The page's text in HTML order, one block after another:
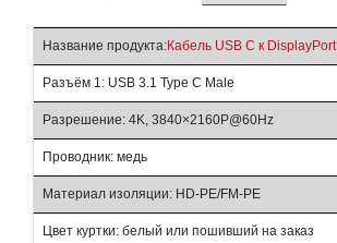
Название продукта:Кабель USB C к DisplayPort
Разъём 1: USB 3.1 Type C Male
Разрешение: 4K, 3840×2160P@60Hz
Проводник: медь
Материал изоляции: HD-PE/FM-PE
Цвет куртки: белый или пошивший на заказ